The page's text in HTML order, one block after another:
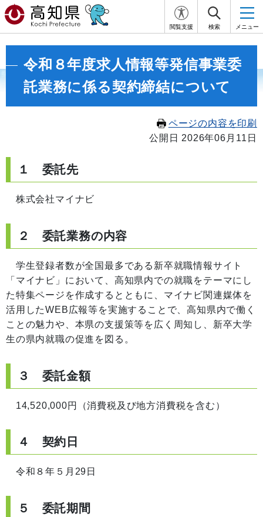
閲覧支援 検索 メニュー
令和８年度求人情報等発信事業委
託業務に係る契約締結について
ページの内容を印刷
公開日 2026年06月11日
１ 委託先
株式会社マイナビ
２ 委託業務の内容
学生登録者数が全国最多である新卒就職情報サイト
「マイナビ」において、高知県内での就職をテーマにし
た特集ページを作成するとともに、マイナビ関連媒体を
活用したWEB広報等を実施することで、高知県内で働く
ことの魅力や、本県の支援策等を広く周知し、新卒大学
生の県内就職の促進を図る。
３ 委託金額
14,520,000円（消費税及び地方消費税を含む）
４ 契約日
令和８年５月29日
５ 委託期間